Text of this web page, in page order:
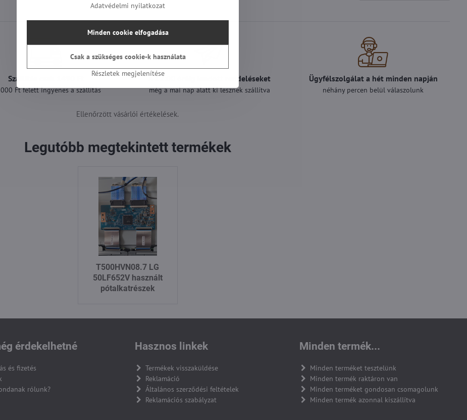
Szállítás csak 1490 Ft
Ft felett ingyenes a szállítás
A 12:00 óráig leadott rendeléseket
még a mai nap alatt ki lesznek szállítva
Ügyfélszolgálat a hét minden napján
néhány percen belül válaszolunk
Ellenőrzött vásárlói értékelések.
Legutóbb megtekintett termékek
T500HVN08.7 LG
50LF652V használt
pótalkatrészek
érdekelhetné
és fizetés
rólunk?
Hasznos linkek
Termékek visszaküldése
Reklamáció
Általános szerződési feltételek
Reklamációs szabályzat
Minden termék...
Minden terméket tesztelünk
Minden termék raktáron van
Minden terméket gondosan csomagolunk
Minden termék azonnal kiszállítva
Adatvédelmi nyilatkozat
Részletek megjelenítése
Minden cookie elfogadása
Csak a szükséges cookie-k használata